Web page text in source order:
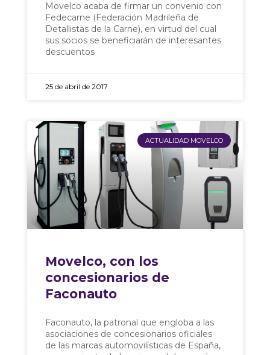
Movelco acaba de firmar un convenio con
Fedecarne (Federación Madrileña de
Detallistas de la Carne), en virtud del cual
sus socios se beneficiarán de interesantes
descuentos
25 de abril de 2017
ACTUALIDAD MOVELCO
Movelco, con los
concesionarios de
Faconauto
Faconauto, la patronal que engloba a las
asociaciones de concesionarios oficiales
de las marcas automovilísticas de España,